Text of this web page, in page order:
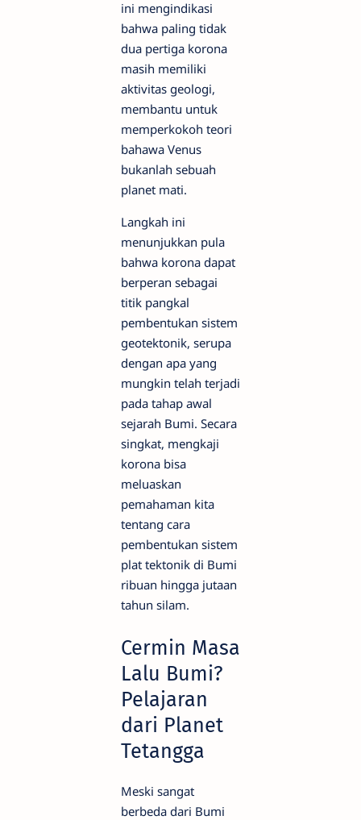
ini mengindikasi
bahwa paling tidak
dua pertiga korona
masih memiliki
aktivitas geologi,
membantu untuk
memperkokoh teori
bahawa Venus
bukanlah sebuah
planet mati.
Langkah ini
menunjukkan pula
bahwa korona dapat
berperan sebagai
titik pangkal
pembentukan sistem
geotektonik, serupa
dengan apa yang
mungkin telah terjadi
pada tahap awal
sejarah Bumi. Secara
singkat, mengkaji
korona bisa
meluaskan
pemahaman kita
tentang cara
pembentukan sistem
plat tektonik di Bumi
ribuan hingga jutaan
tahun silam.
Cermin Masa
Lalu Bumi?
Pelajaran
dari Planet
Tetangga
Meski sangat
berbeda dari Bumi